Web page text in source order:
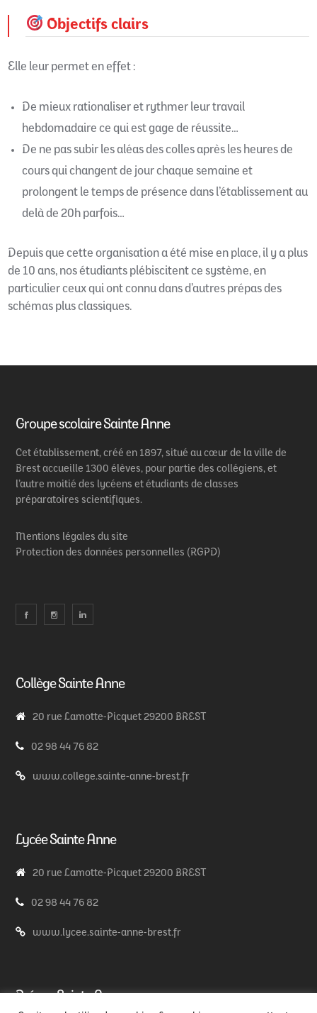
Objectifs clairs
Elle leur permet en effet :
De mieux rationaliser et rythmer leur travail
hebdomadaire ce qui est gage de réussite…
De ne pas subir les aléas des colles après les heures de
cours qui changent de jour chaque semaine et
prolongent le temps de présence dans l’établissement au
delà de 20h parfois…
Depuis que cette organisation a été mise en place, il y a plus
de 10 ans, nos étudiants plébiscitent ce système, en
particulier ceux qui ont connu dans d’autres prépas des
schémas plus classiques.
Groupe scolaire Sainte Anne
Cet établissement, créé en 1897, situé au cœur de la ville de
Brest accueille 1300 élèves, pour partie des collégiens, et
l’autre moitié des lycéens et étudiants de classes
préparatoires scientifiques.
Mentions légales du site
Protection des données personnelles (RGPD)
Collège Sainte Anne
20 rue Lamotte-Picquet 29200 BREST
02 98 44 76 82
www.college.sainte-anne-brest.fr
Lycée Sainte Anne
20 rue Lamotte-Picquet 29200 BREST
02 98 44 76 82
www.lycee.sainte-anne-brest.fr
Prépas Sainte Anne